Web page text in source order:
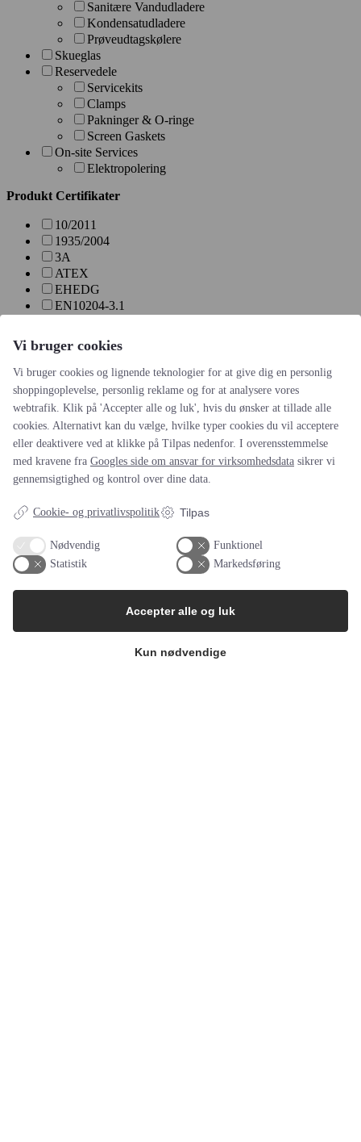
Sanitære Vandudladere
Kondensatudladere
Prøveudtagskølere
Skueglas
Reservedele
Servicekits
Clamps
Pakninger & O-ringe
Screen Gaskets
On-site Services
Elektropolering
Produkt Certifikater
10/2011
1935/2004
3A
ATEX
EHEDG
EN10204-3.1
Gamma Irradiation & Sterility Assurance Level SAL 10-6
Søg
S-Type statisk mixer
Statiflo
Sanitær statisk mixer Serie 200
Statiflo
Statisk kanalmixer
Statiflo
OneShot™ Single use Filling needles
Ystral
Vi bruger cookies
Vi bruger cookies og lignende teknologier for at give dig en personlig
shoppingoplevelse, personlig reklame og for at analysere vores
webtrafik. Klik på 'Accepter alle og luk', hvis du ønsker at tillade alle
cookies. Alternativt kan du vælge, hvilke typer cookies du vil acceptere
eller deaktivere ved at klikke på Tilpas nedenfor. I overensstemmelse
med kravene fra Googles side om ansvar for virksomhedsdata sikrer vi
gennemsigtighed og kontrol over dine data.
Cookie- og privatlivspolitik Tilpas
Nødvendig
Funktionel
Statistik
Markedsføring
Kun nødvendige
Accepter alle og luk